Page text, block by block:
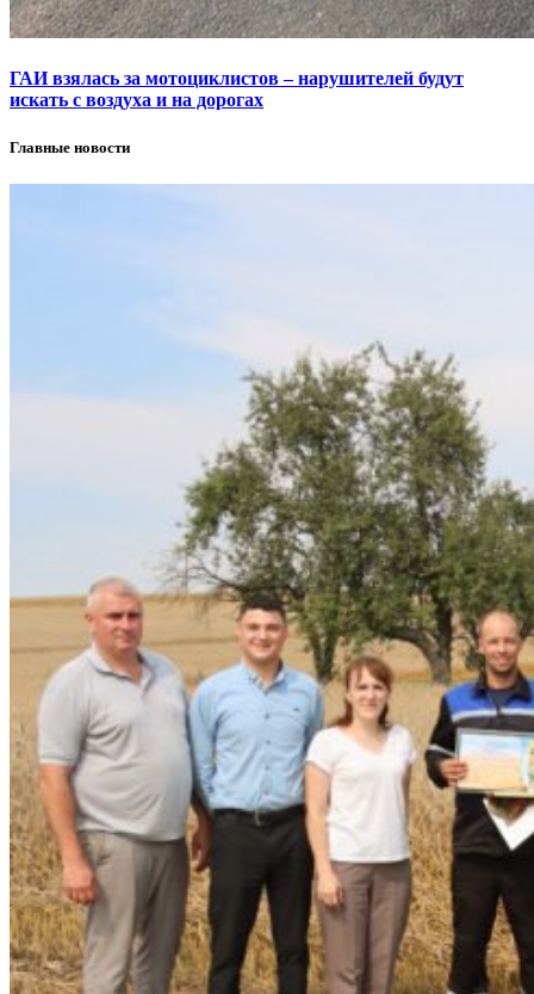
ГАИ взялась за мотоциклистов – нарушителей будут
искать с воздуха и на дорогах
Главные новости